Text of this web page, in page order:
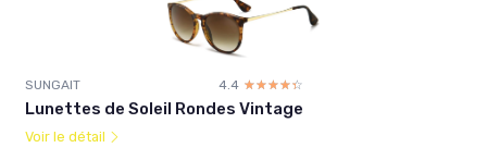
SUNGAIT 4.4 ☆☆☆☆☆
★★★★★
Lunettes de Soleil Rondes Vintage
Voir le détail